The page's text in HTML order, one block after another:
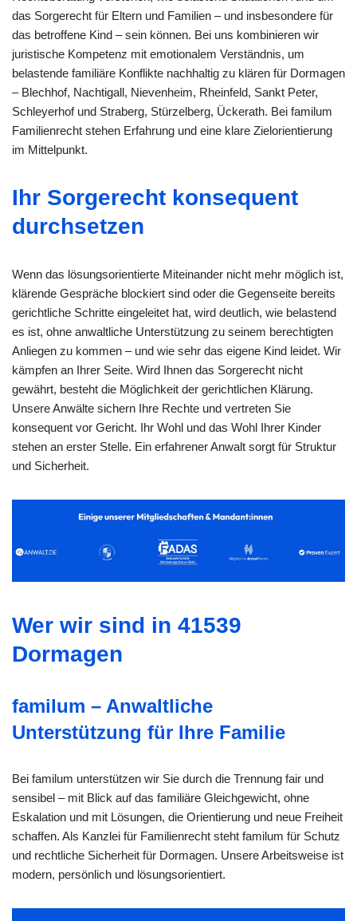
das Sorgerecht für Eltern und Familien – und insbesondere für
das betroffene Kind – sein können. Bei uns kombinieren wir
juristische Kompetenz mit emotionalem Verständnis, um
belastende familiäre Konflikte nachhaltig zu klären für Dormagen
– Blechhof, Nachtigall, Nievenheim, Rheinfeld, Sankt Peter,
Schleyerhof und Straberg, Stürzelberg, Ückerath. Bei familum
Familienrecht stehen Erfahrung und eine klare Zielorientierung
im Mittelpunkt.
Ihr Sorgerecht konsequent
durchsetzen
Wenn das lösungsorientierte Miteinander nicht mehr möglich ist,
klärende Gespräche blockiert sind oder die Gegenseite bereits
gerichtliche Schritte eingeleitet hat, wird deutlich, wie belastend
es ist, ohne anwaltliche Unterstützung zu seinem berechtigten
Anliegen zu kommen – und wie sehr das eigene Kind leidet. Wir
kämpfen an Ihrer Seite. Wird Ihnen das Sorgerecht nicht
gewährt, besteht die Möglichkeit der gerichtlichen Klärung.
Unsere Anwälte sichern Ihre Rechte und vertreten Sie
konsequent vor Gericht. Ihr Wohl und das Wohl Ihrer Kinder
stehen an erster Stelle. Ein erfahrener Anwalt sorgt für Struktur
und Sicherheit.
Wer wir sind in 41539
Dormagen
familum – Anwaltliche
Unterstützung für Ihre Familie
Bei familum unterstützen wir Sie durch die Trennung fair und
sensibel – mit Blick auf das familiäre Gleichgewicht, ohne
Eskalation und mit Lösungen, die Orientierung und neue Freiheit
schaffen. Als Kanzlei für Familienrecht steht familum für Schutz
und rechtliche Sicherheit für Dormagen. Unsere Arbeitsweise ist
modern, persönlich und lösungsorientiert.